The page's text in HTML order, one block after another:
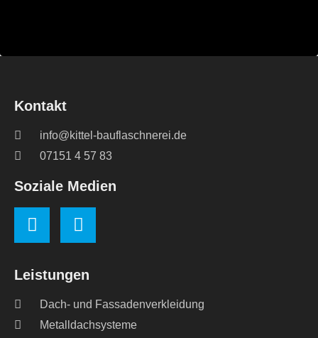
Leistungen
Dach- und Fassadenverkleidung
Metalldachsysteme
Kontakt
info@kittel-bauflaschnerei.de
07151 4 57 83
Soziale Medien